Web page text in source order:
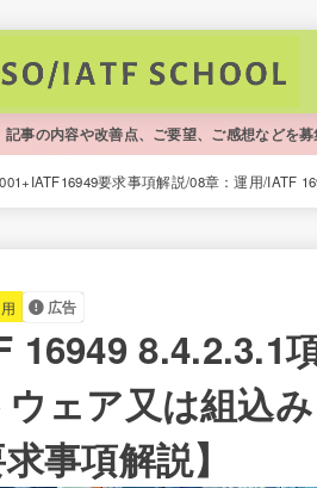
記事の内容や改善点、ご要望、ご感想などを
要求事項解説 08章：運用 IATF
広告
16949 8.4.2.3.1
ウェア又は組込
求事項解説】